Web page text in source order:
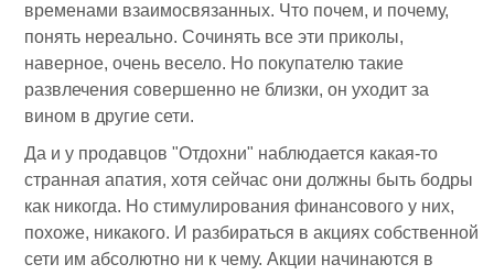
временами взаимосвязанных. Что почем, и почему,
понять нереально. Сочинять все эти приколы,
наверное, очень весело. Но покупателю такие
развлечения совершенно не близки, он уходит за
вином в другие сети.
Да и у продавцов "Отдохни" наблюдается какая-то
странная апатия, хотя сейчас они должны быть бодры
как никогда. Но стимулирования финансового у них,
похоже, никакого. И разбираться в акциях собственной
сети им абсолютно ни к чему. Акции начинаются в